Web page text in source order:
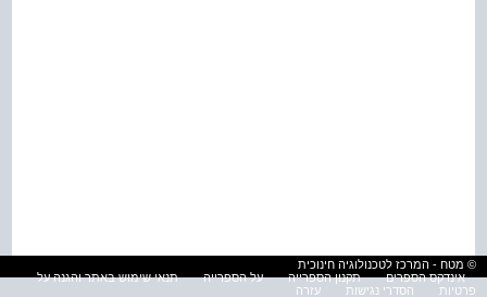
© מטח - המרכז לטכנולוגיה חינוכית
אינדקס הספרים
תקנון הספרייה על הספרייה
תנאי שימוש באתר והגנה על
פרטיות
הסדרי נגישות עזרה